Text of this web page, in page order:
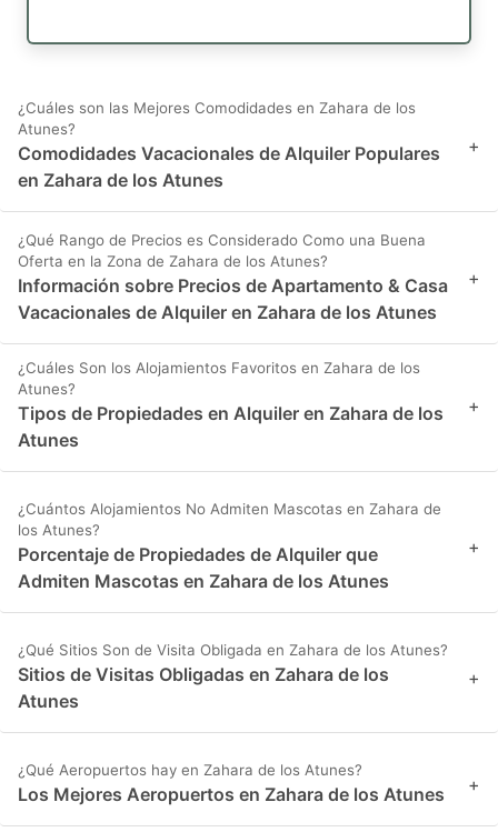
¿Cuáles son las Mejores Comodidades en Zahara de los
Atunes?
Comodidades Vacacionales de Alquiler Populares
en Zahara de los Atunes
+
¿Qué Rango de Precios es Considerado Como una Buena
Oferta en la Zona de Zahara de los Atunes?
Información sobre Precios de Apartamento & Casa
Vacacionales de Alquiler en Zahara de los Atunes
+
¿Cuáles Son los Alojamientos Favoritos en Zahara de los
Atunes?
Tipos de Propiedades en Alquiler en Zahara de los
Atunes
+
¿Cuántos Alojamientos No Admiten Mascotas en Zahara de
los Atunes?
Porcentaje de Propiedades de Alquiler que
Admiten Mascotas en Zahara de los Atunes
+
¿Qué Sitios Son de Visita Obligada en Zahara de los Atunes?
Sitios de Visitas Obligadas en Zahara de los
Atunes
+
¿Qué Aeropuertos hay en Zahara de los Atunes?
Los Mejores Aeropuertos en Zahara de los Atunes +